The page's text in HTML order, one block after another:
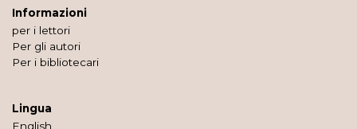
Informazioni
per i lettori
Per gli autori
Per i bibliotecari
Lingua
English